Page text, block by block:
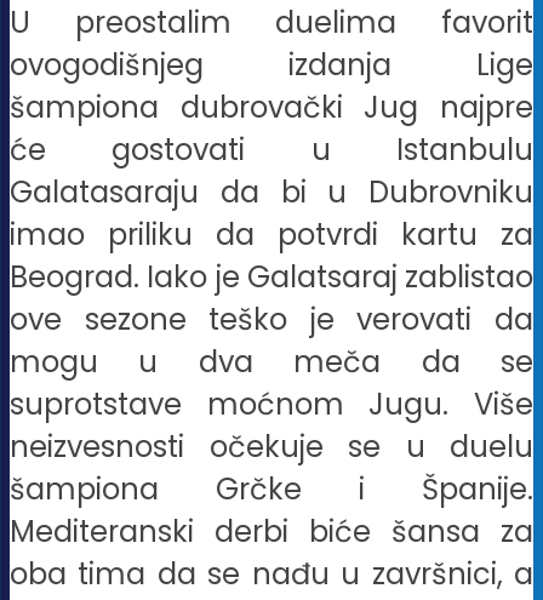
U preostalim duelima favorit
ovogodišnjeg izdanja Lige
šampiona dubrovački Jug najpre
će gostovati u Istanbulu
Galatasaraju da bi u Dubrovniku
imao priliku da potvrdi kartu za
Beograd. Iako je Galatsaraj zablistao
ove sezone teško je verovati da
mogu u dva meča da se
suprotstave moćnom Jugu. Više
neizvesnosti očekuje se u duelu
šampiona Grčke i Španije.
Mediteranski derbi biće šansa za
oba tima da se nađu u završnici, a